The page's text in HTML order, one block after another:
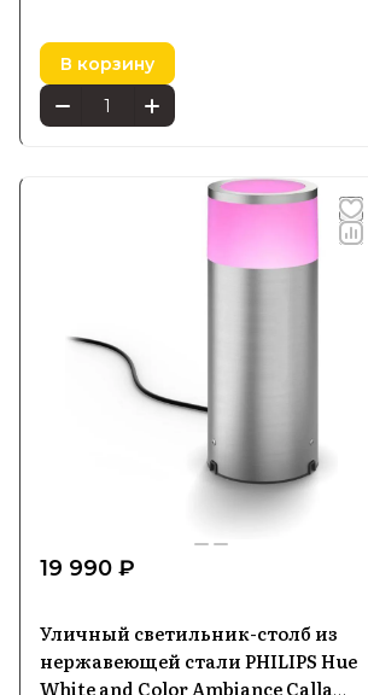
В корзину
19 990 ₽
Уличный светильник-столб из
нержавеющей стали PHILIPS Hue
White and Color Ambiance Calla